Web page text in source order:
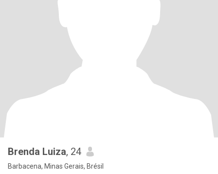
Brenda Luiza, 24
Barbacena, Minas Gerais, Brésil